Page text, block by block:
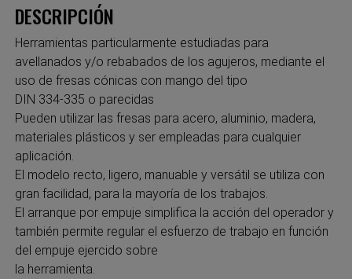
DESCRIPCIÓN
Herramientas particularmente estudiadas para
avellanados y/o rebabados de los agujeros, mediante el
uso de fresas cónicas con mango del tipo
DIN 334-335 o parecidas
Pueden utilizar las fresas para acero, aluminio, madera,
materiales plásticos y ser empleadas para cualquier
aplicación.
El modelo recto, ligero, manuable y versátil se utiliza con
gran facilidad, para la mayoría de los trabajos.
El arranque por empuje simplifica la acción del operador y
también permite regular el esfuerzo de trabajo en función
del empuje ejercido sobre
la herramienta.